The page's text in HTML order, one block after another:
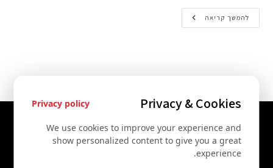
להמשך קריאה
יצירת קשר
+43 67761612322
Privacy & Cookies
Privacy policy
We use cookies to improve your experience and
show personalized content to give you a great
experience.